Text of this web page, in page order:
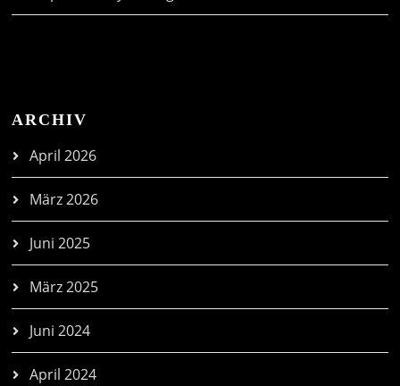
ARCHIV
April 2026
März 2026
Juni 2025
März 2025
Juni 2024
April 2024